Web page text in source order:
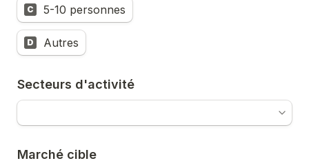
C 5-10 personnes
D Autres
Secteurs d'activité
Marché cible